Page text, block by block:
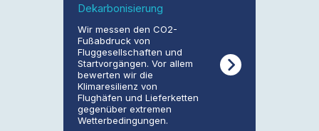
Dekarbonisierung
Wir messen den CO2-
Fußabdruck von
Fluggesellschaften und
Startvorgängen. Vor allem
bewerten wir die
Klimaresilienz von
Flughäfen und Lieferketten
gegenüber extremen
Wetterbedingungen.